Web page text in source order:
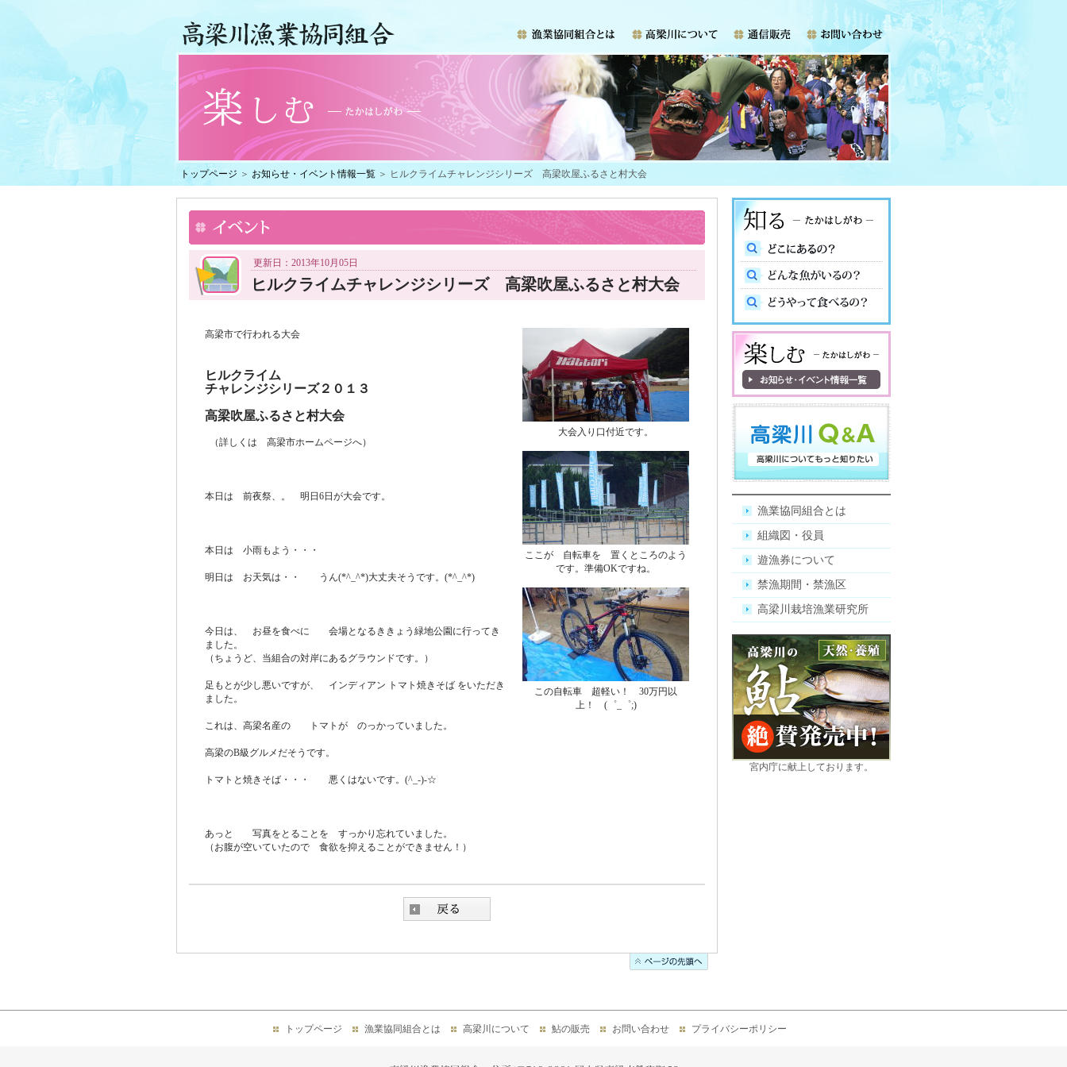
トップページ ＞ お知らせ・イベント情報一覧 ＞ ヒルクライムチャレンジシリーズ 高梁吹屋ふるさと村大会
漁業協同組合とは
組織図・役員
遊漁券について
禁漁期間・禁漁区
高梁川栽培漁業研究所
宮内庁に献上しております。
更新日：2013年10月05日
ヒルクライムチャレンジシリーズ 高梁吹屋ふるさと村大会
高梁市で行われる大会
ヒルクライム
チャレンジシリーズ２０１３
高梁吹屋ふるさと村大会
（詳しくは 高梁市ホームページへ）
本日は 前夜祭、。 明日6日が大会です。
本日は 小雨もよう・・・
明日は お天気は・・ うん(*^_^*)大丈夫そうです。(*^_^*)
今日は、 お昼を食べに 会場となるききょう緑地公園に行ってき
ました。
（ちょうど、当組合の対岸にあるグラウンドです。）
足もとが少し悪いですが、 インディアン トマト焼きそば をいただき
ました。
これは、高梁名産の トマトが のっかっていました。
高梁のB級グルメだそうです。
トマトと焼きそば・・・ 悪くはないです。(^_-)-☆
あっと 写真をとることを すっかり忘れていました。
（お腹が空いていたので 食欲を抑えることができません！）
大会入り口付近です。
ここが 自転車を 置くところのよう
です。準備OKですね。
この自転車 超軽い！ 30万円以
上！ (゜_゜;)
トップページ 漁業協同組合とは 高梁川について 鮎の販売 お問い合わせ プライバシーポリシー